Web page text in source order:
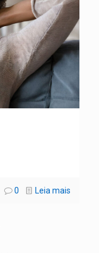
0 Leia mais